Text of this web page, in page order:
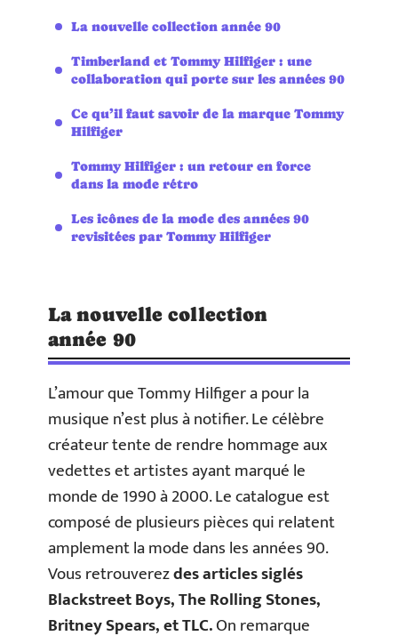
La nouvelle collection année 90
Timberland et Tommy Hilfiger : une
collaboration qui porte sur les années 90
Ce qu’il faut savoir de la marque Tommy
Hilfiger
Tommy Hilfiger : un retour en force
dans la mode rétro
Les icônes de la mode des années 90
revisitées par Tommy Hilfiger
La nouvelle collection
année 90
L’amour que Tommy Hilfiger a pour la
musique n’est plus à notifier. Le célèbre
créateur tente de rendre hommage aux
vedettes et artistes ayant marqué le
monde de 1990 à 2000. Le catalogue est
composé de plusieurs pièces qui relatent
amplement la mode dans les années 90.
Vous retrouverezdes articles siglés
Blackstreet Boys, The Rolling Stones,
Britney Spears, et TLC.On remarque